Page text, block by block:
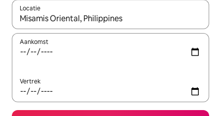
Locatie
Wanneer er suggesties beschikbaar zijn, maak je een keuze
Aankomst
Vertrek